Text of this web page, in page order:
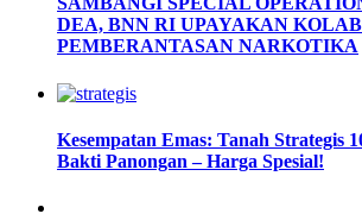
DEA, BNN RI UPAYAKAN
PEMBERANTASAN NARKOTIKA
Kesempatan Emas: Tanah Strategis
Bakti Panongan – Harga Spesial!